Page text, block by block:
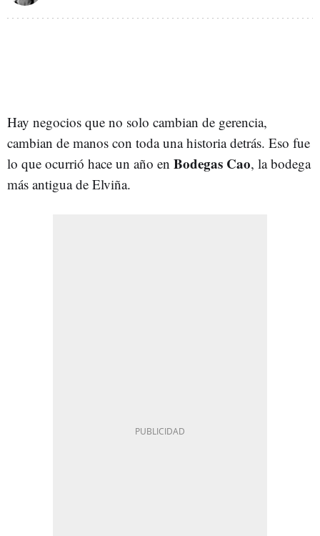
Hay negocios que no solo cambian de gerencia,
cambian de manos con toda una historia detrás. Eso fue
lo que ocurrió hace un año en Bodegas Cao, la bodega
más antigua de Elviña.